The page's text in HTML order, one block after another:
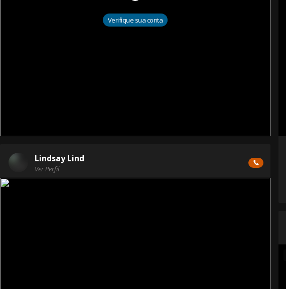
Verifique sua conta
Lindsay Lind
Ver Perfil